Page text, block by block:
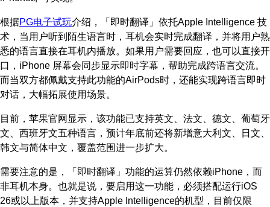
根据PG电子试玩介绍，「即时翻译」依托Apple Intelligence 技
术，当用户听到陌生语言时，耳机会实时完成翻译，并将用户熟
悉的语言直接在耳机内播放。如果用户需要回应，也可以直接开
口，iPhone 屏幕会同步显示即时字幕，帮助完成跨语言交流。
而当双方都佩戴支持此功能的AirPods时，还能实现跨语言即时
对话，大幅拓展使用场景。
目前，苹果官网显示，该功能已支持英文、法文、德文、葡萄牙
文、西班牙文五种语言，预计年底前还将新增意大利文、日文、
韩文与简体中文，覆盖范围进一步扩大。
需要注意的是，「即时翻译」功能的运算仍然依赖iPhone，而
非耳机本身。也就是说，要启用这一功能，必须搭配运行iOS
26或以上版本，并支持Apple Intelligence的机型，目前仅限